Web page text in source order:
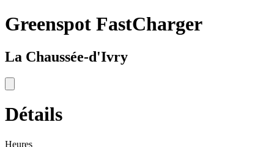
Greenspot FastCharger
La Chaussée-d'Ivry
Détails
Heures